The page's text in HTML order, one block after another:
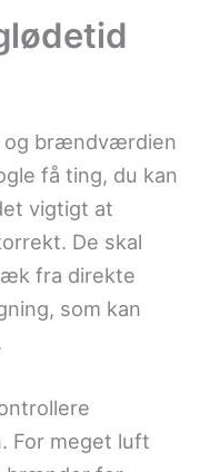
og brændværdien
få ting, du kan
vigtigt at
De skal
fra direkte
som kan
For meget luft